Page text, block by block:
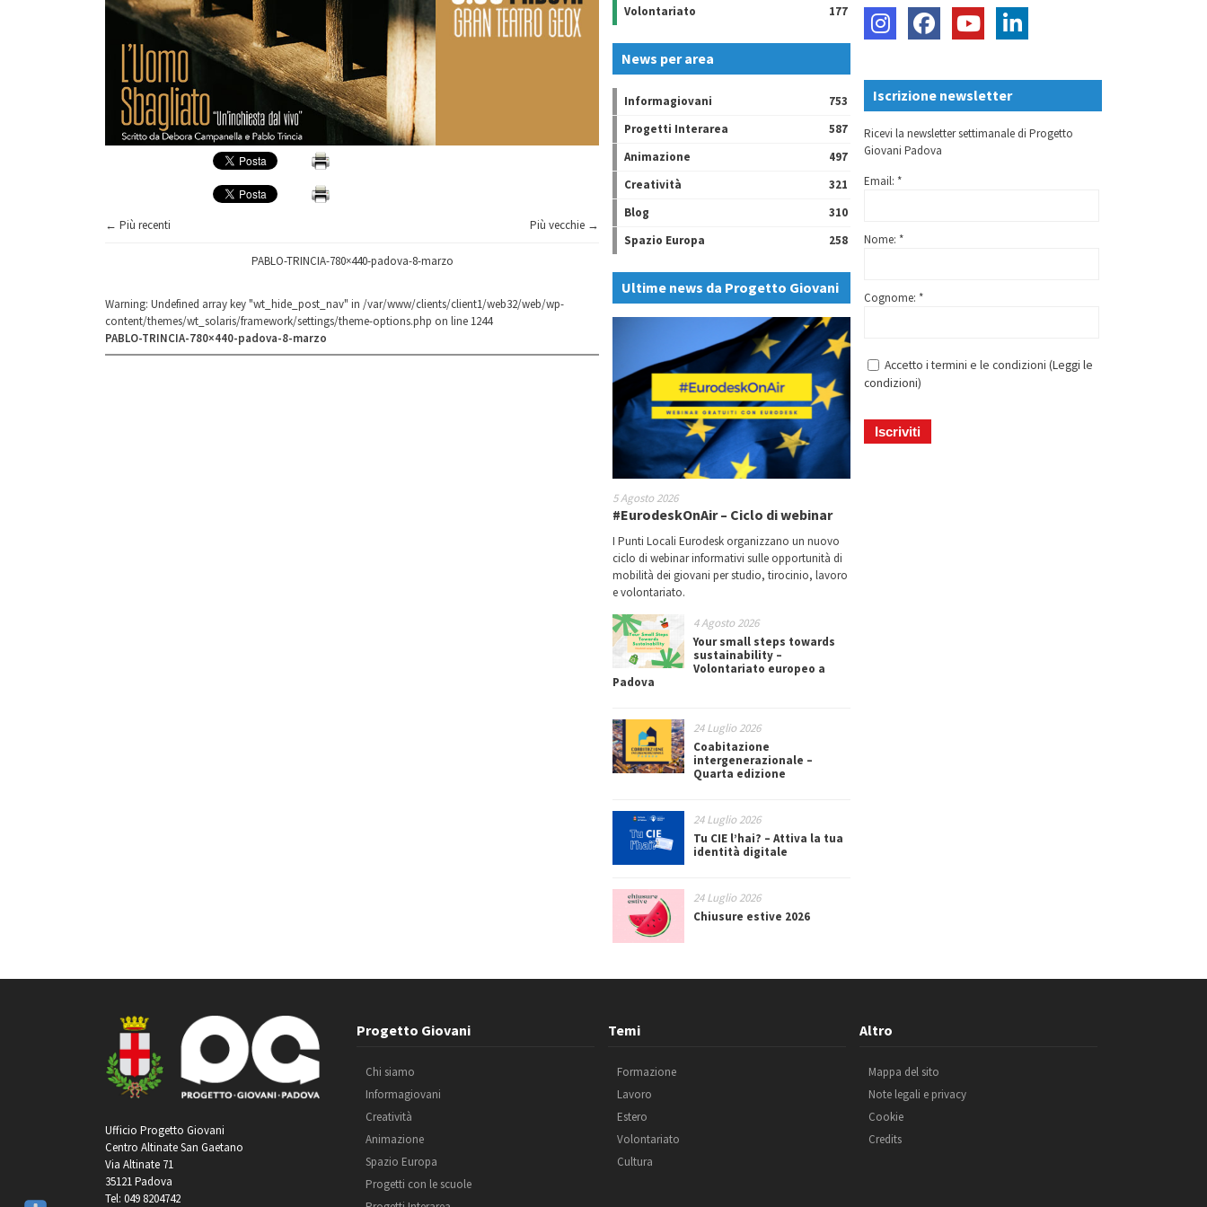
← Più recenti Più vecchie →
PABLO-TRINCIA-780×440-padova-8-marzo
Warning: Undefined array key "wt_hide_post_nav" in /var/www/clients/client1/web32/web/wp-
content/themes/wt_solaris/framework/settings/theme-options.php on line 1244
PABLO-TRINCIA-780×440-padova-8-marzo
Volontariato
177
News per area
Informagiovani
753
Progetti Interarea
587
Animazione
497
Creatività
321
Blog
310
Spazio Europa
258
Ultime news da Progetto Giovani
5 Agosto 2026
#EurodeskOnAir – Ciclo di webinar
I Punti Locali Eurodesk organizzano un nuovo
ciclo di webinar informativi sulle opportunità di
mobilità dei giovani per studio, tirocinio, lavoro
e volontariato.
4 Agosto 2026
Your small steps towards
sustainability –
Volontariato europeo a
Padova
24 Luglio 2026
Coabitazione
intergenerazionale –
Quarta edizione
24 Luglio 2026
Tu CIE l’hai? – Attiva la tua
identità digitale
24 Luglio 2026
Chiusure estive 2026
Iscrizione newsletter
Ricevi la newsletter settimanale di Progetto
Giovani Padova
Email: *
Nome: *
Cognome: *
Accetto i termini e le condizioni (Leggi le
condizioni)
Ufficio Progetto Giovani
Centro Altinate San Gaetano
Via Altinate 71
35121 Padova
Tel: 049 8204742
Progetto Giovani
Chi siamo
Informagiovani
Creatività
Animazione
Spazio Europa
Progetti con le scuole
Temi
Formazione
Lavoro
Estero
Volontariato
Cultura
Altro
Mappa del sito
Note legali e privacy
Cookie
Credits